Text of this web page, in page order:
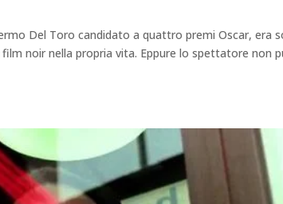
Del Toro candidato a quattro premi Oscar, era
noir nella propria vita. Eppure lo spettatore non